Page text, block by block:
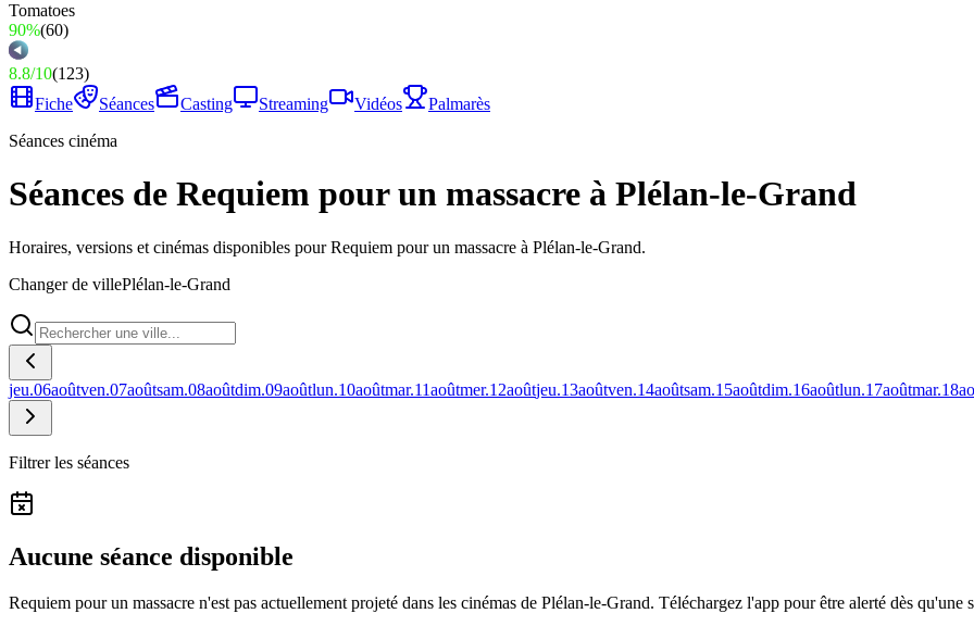
90%(60)
8.8/10(123)
Fiche
Séances Casting Streaming Vidéos
Palmarès
Séances cinéma
Séances de Requiem pour un massacre à Plélan-le-Grand
Horaires, versions et cinémas disponibles pour Requiem pour un massacre à Plélan-le-Grand.
Changer de villePlélan-le-Grand
jeu.06aoûtven.07aoûtsam.08aoûtdim.09aoûtlun.10aoûtmar.11aoûtmer.12aoûtjeu.13aoûtven.14aoûtsam.15aoûtdim.16aoûtlun.17aoûtmar.18
Filtrer les séances
Aucune séance disponible
Requiem pour un massacre n'est pas actuellement projeté dans les cinémas de Plélan-le-Grand. Téléchargez l'app pour être alerté dès qu'une